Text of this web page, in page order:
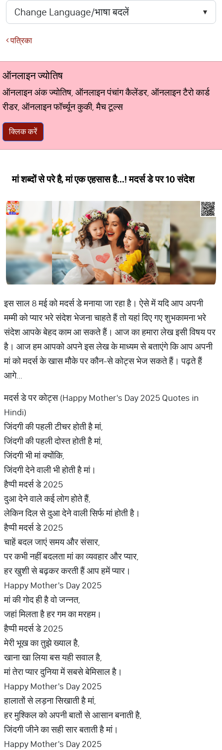
पत्रिका
ऑनलाइन ज्योतिष
ऑनलाइन अंक ज्योतिष, ऑनलाइन पंचांग कैलेंडर, ऑनलाइन टैरो कार्ड
रीडर, ऑनलाइन फॉर्च्यून कुकी, मैच टूल्स
क्लिक करें
मां शब्दों से परे है, मां एक एहसास है...! मदर्स डे पर 10 संदेश
इस साल 8 मई को मदर्स डे मनाया जा रहा है। ऐसे में यदि आप अपनी
मम्मी को प्यार भरे संदेश भेजना चाहते हैं तो यहां दिए गए शुभकामना भरे
संदेश आपके बेहद काम आ सकते हैं। आज का हमारा लेख इसी विषय पर
है। आज हम आपको अपने इस लेख के माध्यम से बताएंगे कि आप अपनी
मां को मदर्स के खास मौके पर कौन-से कोट्स भेज सकते हैं। पढ़ते हैं
आगे...
मदर्स डे पर कोट्स (Happy Mother's Day 2025 Quotes in
Hindi)
जिंदगी‬ की पहली टीचर ‬होती है ‎मां‬,
जिंदगी की पहली दोस्त होती है‬ मां,
जिंदगी‬ भी मां ‎क्योंकि‬‎,
जिंदगी देने वाली भी होती है मां।
हैप्पी मदर्स डे 2025
दुआ देने वाले कई लोग होते हैं,
लेकिन दिल से दुआ देने वाली सिर्फ मां होती है।
हैप्पी मदर्स डे 2025
चाहें बदल जाएं समय और संसार,
पर कभी नहीं बदलता मां का व्यवहार और प्यार,
हर खुशी से बढ़कर करती हैं आप हमें प्यार।
Happy Mother's Day 2025
मां की गोद ही है वो जन्नत,
जहां मिलता है हर गम का मरहम।
हैप्पी मदर्स डे 2025
मेरी भूख का तुझे ख्याल है,
खाना खा लिया बस यही सवाल है,
मां तेरा प्यार दुनिया में सबसे बेमिसाल है।
Happy Mother's Day 2025
हालातों से लड़ना सिखाती है मां,
हर मुश्किल को अपनी बातों से आसान बनाती है,
जिंदगी जीने का सही सार बताती है मां।
Happy Mother's Day 2025